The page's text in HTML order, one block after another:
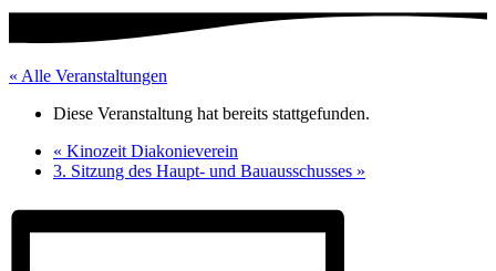
« Alle Veranstaltungen
Diese Veranstaltung hat bereits stattgefunden.
« Kinozeit Diakonieverein
3. Sitzung des Haupt- und Bauausschusses »